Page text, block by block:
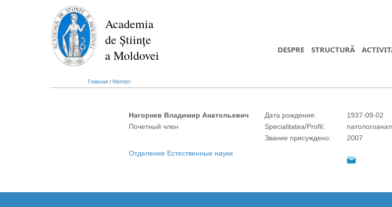
Academia
de Științe
a Moldovei
DESPRE STRUCTURĂ
Главная / Membri
Нагорнев Владимир Анатольевич
Почетный член
Дата рождения:
Specialitatea/Profil:
Звание присуждено:
1937-09-02
2007
Отделение Естественные науки